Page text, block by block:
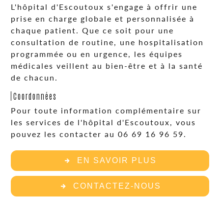
L'hôpital d'Escoutoux s'engage à offrir une
prise en charge globale et personnalisée à
chaque patient. Que ce soit pour une
consultation de routine, une hospitalisation
programmée ou en urgence, les équipes
médicales veillent au bien-être et à la santé
de chacun.
Coordonnées
Pour toute information complémentaire sur
les services de l'hôpital d'Escoutoux, vous
pouvez les contacter au 06 69 16 96 59.
EN SAVOIR PLUS
CONTACTEZ-NOUS